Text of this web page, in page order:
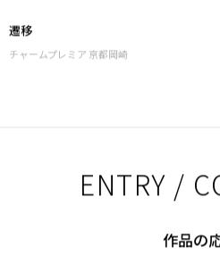
遷移
チャームプレミア 京都岡崎
ENTRY /
作品の